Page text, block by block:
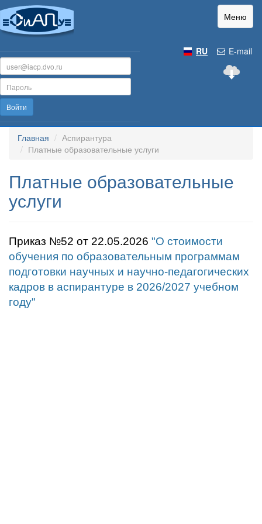
Меню
E-mail
RU
Войти
Главная
Аспирантура
Платные образовательные услуги
Платные образовательные
услуги
Приказ №52 от 22.05.2026 "О стоимости
обучения по образовательным программам
подготовки научных и научно-педагогических
кадров в аспирантуре в 2026/2027 учебном
году"